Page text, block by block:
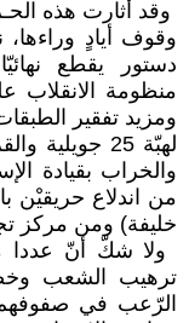
وقد أثارت هذه
وقوف أيادٍ
منظومة الانقلاب
‏ومزيد تفقير
لهبّة 25
‏والخراب بقيادة
من اندلاع حريقيْن
خليفة) ‏ومن مركز
ولا شكّ أنّ عددا
ترهيب الشعب
الرّعب في ‏صفوفهم